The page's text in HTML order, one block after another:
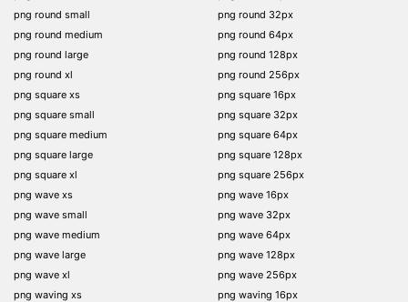
png round small
png round medium
png round large
png round xl
png square xs
png square small
png square medium
png square large
png square xl
png wave xs
png wave small
png wave medium
png wave large
png wave xl
png waving xs
png round 32px
png round 64px
png round 128px
png round 256px
png square 16px
png square 32px
png square 64px
png square 128px
png square 256px
png wave 16px
png wave 32px
png wave 64px
png wave 128px
png wave 256px
png waving 16px